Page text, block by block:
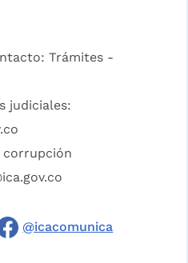
Trámites -
judiciales:
corrupción
@icacomunica